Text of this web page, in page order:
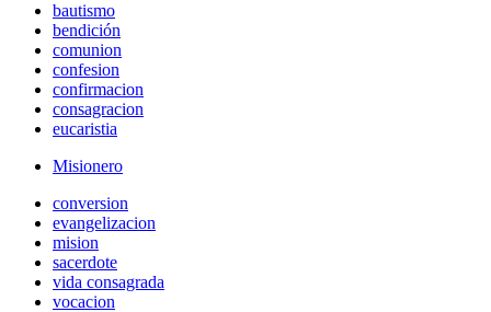
bautismo
bendición
comunion
confesion
confirmacion
consagracion
eucaristia
Misionero
conversion
evangelizacion
mision
sacerdote
vida consagrada
vocacion